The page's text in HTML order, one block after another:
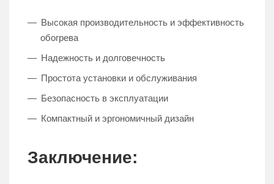
Высокая производительность и эффективность
обогрева
Надежность и долговечность
Простота установки и обслуживания
Безопасность в эксплуатации
Компактный и эргономичный дизайн
Заключение: